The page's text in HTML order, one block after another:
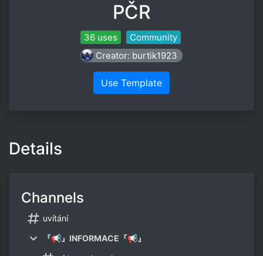
PČR
36 uses
Community
Creator: burtik1923
Use Template
Details
Channels
uvítání
『📢』INFORMACE『📢』